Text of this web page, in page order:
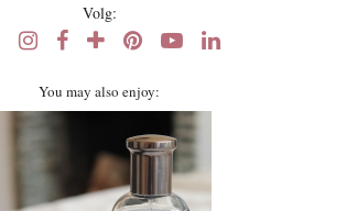
Volg:
You may also enjoy: